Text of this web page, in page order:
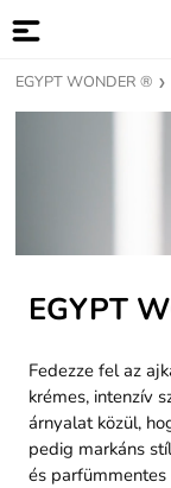
EGYPT WONDER ®
EGYPT
Fedezze fel az
krémes, intenzív
árnyalat közül,
pedig markáns
és parfümmentes